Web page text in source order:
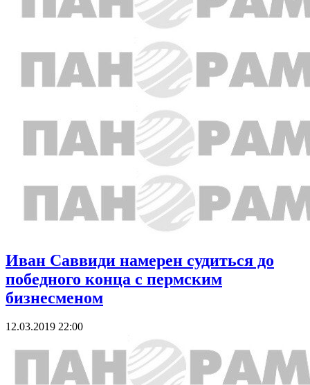
Иван Саввиди намерен судиться до
победного конца с пермским
бизнесменом
12.03.2019 22:00